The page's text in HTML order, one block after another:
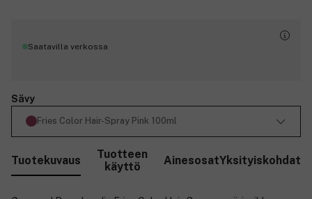
Saatavilla verkossa
Sävy
Fries Color Hair-Spray Pink 100ml
Tuotekuvaus
Tuotteen
käyttö
AinesosatYksityiskohdat